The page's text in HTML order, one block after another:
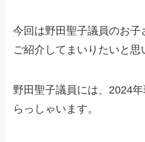
今回は野田聖子議員のお子
ご紹介してまいりたいと思
野田聖子議員には、2024
らっしゃいます。